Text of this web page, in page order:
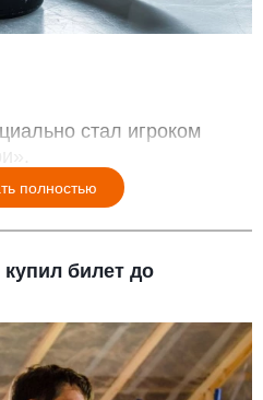
стал игроком
полностью
билет до